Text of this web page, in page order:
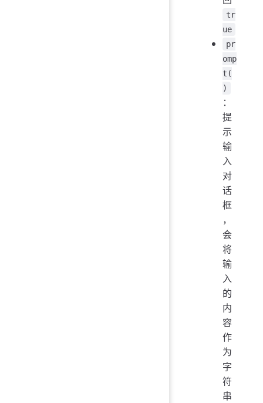
tr
ue
pr
omp
t(
)
：
提
示
输
入
对
话
框
，
会
将
输
入
的
内
容
作
为
字
符
串